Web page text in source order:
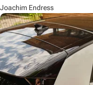
Joachim Endress